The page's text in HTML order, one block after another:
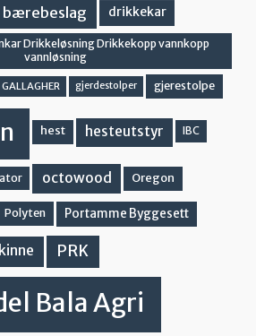
bærebeslag drikkekar
Drikkeløsning Drikkekopp vannkopp
vannløsning
GALLAGHER gjerdestolper gjerestolpe
hest hesteutstyr IBC
octowood Oregon
Polyten Portamme Byggesett
PRK
Bala Agri